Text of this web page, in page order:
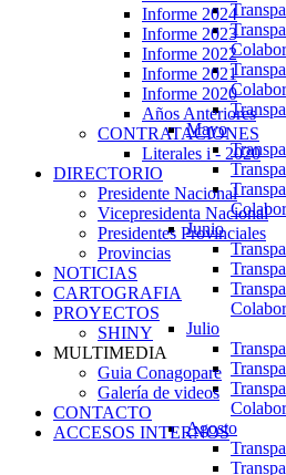
Mayo
Junio
Julio
Agosto
Informe 2024
Informe 2023
Informe 2022
Informe 2021
Informe 2020
Años Anteriores
CONTRATACIONES
Literales i - 2020
DIRECTORIO
Presidente Nacional
Vicepresidenta Nacional
Presidentes Provinciales
Provincias
NOTICIAS
CARTOGRAFIA
PROYECTOS
SHINY
MULTIMEDIA
Guia Conagopare
Galería de videos
CONTACTO
ACCESOS INTERNOS